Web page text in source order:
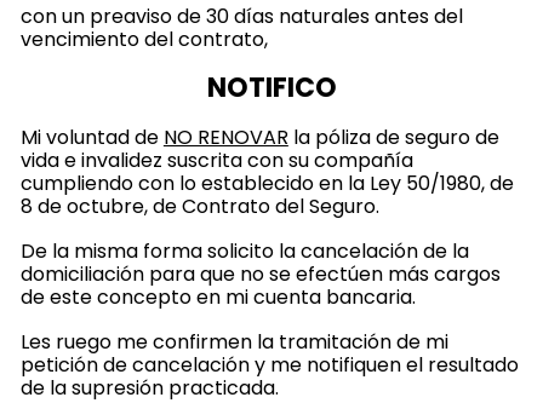
con un preaviso de 30 días naturales antes del
vencimiento del contrato,
NOTIFICO
Mi voluntad de NO RENOVAR la póliza de seguro de
vida e invalidez suscrita con su compañía
cumpliendo con lo establecido en la Ley 50/1980, de
8 de octubre, de Contrato del Seguro.
De la misma forma solicito la cancelación de la
domiciliación para que no se efectúen más cargos
de este concepto en mi cuenta bancaria.
Les ruego me confirmen la tramitación de mi
petición de cancelación y me notifiquen el resultado
de la supresión practicada.